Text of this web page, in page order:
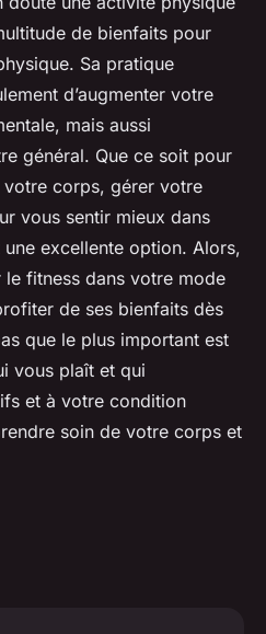
de bienfaits pour
Sa pratique
d’augmenter votre
mais aussi
général. Que ce soit pour
corps, gérer votre
vous sentir mieux dans
excellente option. Alors,
fitness dans votre mode
de ses bienfaits dès
que le plus important est
vous plaît et qui
et à votre condition
soin de votre corps et